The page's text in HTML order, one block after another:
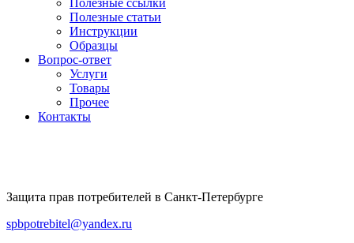
Полезные ссылки
Полезные статьи
Инструкции
Образцы
Вопрос-ответ
Услуги
Товары
Прочее
Контакты
Защита прав потребителей в Санкт-Петербурге
spbpotrebitel@yandex.ru